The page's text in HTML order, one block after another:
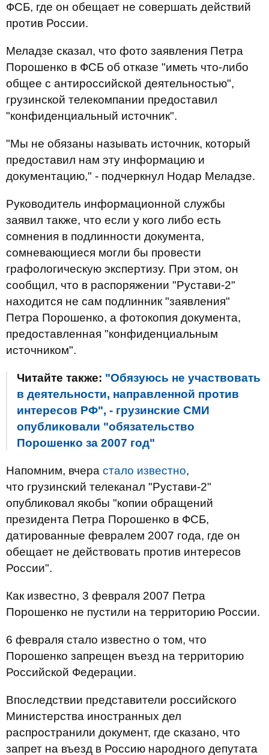
ФСБ, где он обещает не совершать действий
против России.
Меладзе сказал, что фото заявления Петра
Порошенко в ФСБ об отказе "иметь что-либо
общее с антироссийской деятельностью",
грузинской телекомпании предоставил
"конфиденциальный источник".
"Мы не обязаны называть источник, который
предоставил нам эту информацию и
документацию," - подчеркнул Нодар Меладзе.
Руководитель информационной службы
заявил также, что если у кого либо есть
сомнения в подлинности документа,
сомневающиеся могли бы провести
графологическую экспертизу. При этом, он
сообщил, что в распоряжении "Рустави-2"
находится не сам подлинник "заявления"
Петра Порошенко, а фотокопия документа,
предоставленная "конфиденциальным
источником".
Читайте также: "Обязуюсь не участвовать
в деятельности, направленной против
интересов РФ", - грузинские СМИ
опубликовали "обязательство
Порошенко за 2007 год"
Напомним, вчера стало известно,
что грузинский телеканал "Рустави-2"
опубликовал якобы "копии обращений
президента Петра Порошенко в ФСБ,
датированные февралем 2007 года, где он
обещает не действовать против интересов
России".
Как известно, 3 февраля 2007 Петра
Порошенко не пустили на территорию России.
6 февраля стало известно о том, что
Порошенко запрещен въезд на территорию
Российской Федерации.
Впоследствии представители российского
Министерства иностранных дел
распространили документ, где сказано, что
запрет на въезд в Россию народного депутата